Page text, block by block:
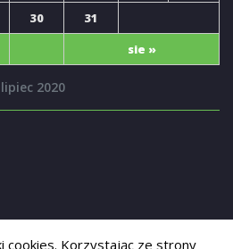
lipiec 2020
sie »
30 31
cookies. Korzystając ze strony